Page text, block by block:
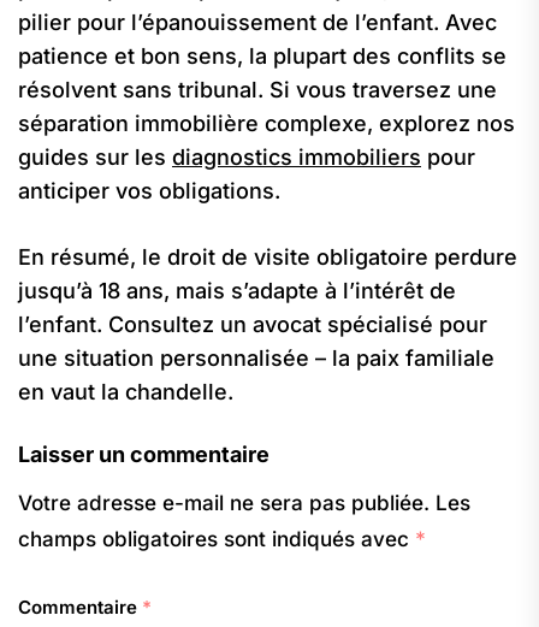
pilier pour l’épanouissement de l’enfant. Avec
patience et bon sens, la plupart des conflits se
résolvent sans tribunal. Si vous traversez une
séparation immobilière complexe, explorez nos
guides sur les diagnostics immobiliers pour
anticiper vos obligations.
En résumé, le droit de visite obligatoire perdure
jusqu’à 18 ans, mais s’adapte à l’intérêt de
l’enfant. Consultez un avocat spécialisé pour
une situation personnalisée – la paix familiale
en vaut la chandelle.
Laisser un commentaire
Votre adresse e-mail ne sera pas publiée. Les
champs obligatoires sont indiqués avec *
Commentaire *